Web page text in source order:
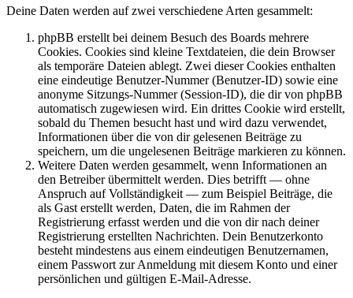
Deine Daten werden auf zwei verschiedene Arten gesammelt:
phpBB erstellt bei deinem Besuch des Boards mehrere
Cookies. Cookies sind kleine Textdateien, die dein Browser
als temporäre Dateien ablegt. Zwei dieser Cookies enthalten
eine eindeutige Benutzer-Nummer (Benutzer-ID) sowie eine
anonyme Sitzungs-Nummer (Session-ID), die dir von phpBB
automatisch zugewiesen wird. Ein drittes Cookie wird erstellt,
sobald du Themen besucht hast und wird dazu verwendet,
Informationen über die von dir gelesenen Beiträge zu
speichern, um die ungelesenen Beiträge markieren zu können.
Weitere Daten werden gesammelt, wenn Informationen an
den Betreiber übermittelt werden. Dies betrifft — ohne
Anspruch auf Vollständigkeit — zum Beispiel Beiträge, die
als Gast erstellt werden, Daten, die im Rahmen der
Registrierung erfasst werden und die von dir nach deiner
Registrierung erstellten Nachrichten. Dein Benutzerkonto
besteht mindestens aus einem eindeutigen Benutzernamen,
einem Passwort zur Anmeldung mit diesem Konto und einer
persönlichen und gültigen E-Mail-Adresse.